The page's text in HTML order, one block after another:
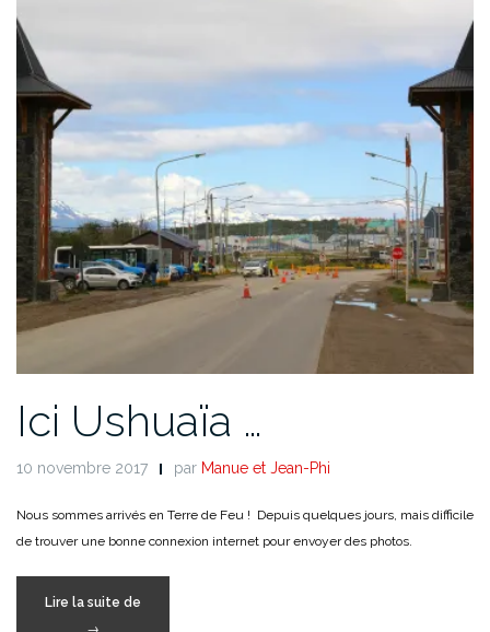
Ici Ushuaïa …
10 novembre 2017 par Manue et Jean-Phi
Nous sommes arrivés en Terre de Feu ! Depuis quelques jours, mais difficile
de trouver une bonne connexion internet pour envoyer des photos.
Lire la suite de
→